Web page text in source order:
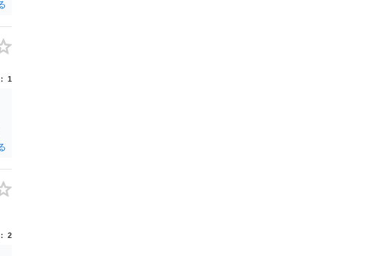
1
2